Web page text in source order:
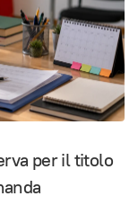
per il titolo